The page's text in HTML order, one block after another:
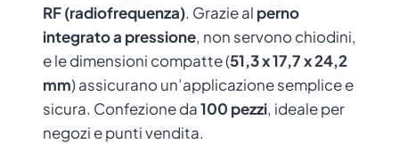
RF (radiofrequenza). Grazie al perno
integrato a pressione, non servono chiodini,
e le dimensioni compatte (51,3 x 17,7 x 24,2
mm) assicurano un’applicazione semplice e
sicura. Confezione da100 pezzi, ideale per
negozi e punti vendita.